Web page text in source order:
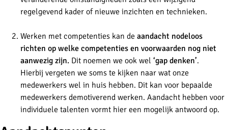
regelgevend kader of nieuwe inzichten en technieken.
Werken met competenties kan de aandacht nodeloos
richten op welke competenties en voorwaarden nog niet
aanwezig zijn. Dit noemen we ook wel ‘gap denken’.
Hierbij vergeten we soms te kijken naar wat onze
medewerkers wel in huis hebben. Dit kan voor bepaalde
medewerkers demotiverend werken. Aandacht hebben voor
individuele talenten vormt hier een mogelijk antwoord op.